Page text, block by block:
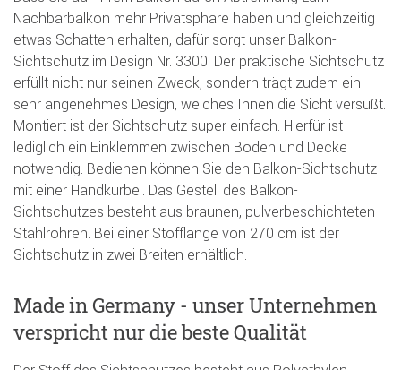
Nachbarbalkon mehr Privatsphäre haben und gleichzeitig
etwas Schatten erhalten, dafür sorgt unser Balkon-
Sichtschutz im Design Nr. 3300. Der praktische Sichtschutz
erfüllt nicht nur seinen Zweck, sondern trägt zudem ein
sehr angenehmes Design, welches Ihnen die Sicht versüßt.
Montiert ist der Sichtschutz super einfach. Hierfür ist
lediglich ein Einklemmen zwischen Boden und Decke
notwendig. Bedienen können Sie den Balkon-Sichtschutz
mit einer Handkurbel. Das Gestell des Balkon-
Sichtschutzes besteht aus braunen, pulverbeschichteten
Stahlrohren. Bei einer Stofflänge von 270 cm ist der
Sichtschutz in zwei Breiten erhältlich.
Made in Germany - unser Unternehmen
verspricht nur die beste Qualität